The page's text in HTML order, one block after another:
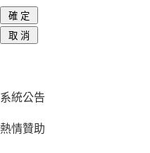
系統公告
熱情贊助